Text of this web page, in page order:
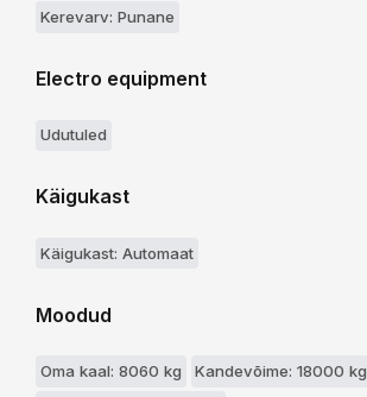
Kerevarv: Punane
Electro equipment
Udutuled
Käigukast
Käigukast: Automaat
Moodud
Oma kaal: 8060 kg
Kandevõime: 18000 kg